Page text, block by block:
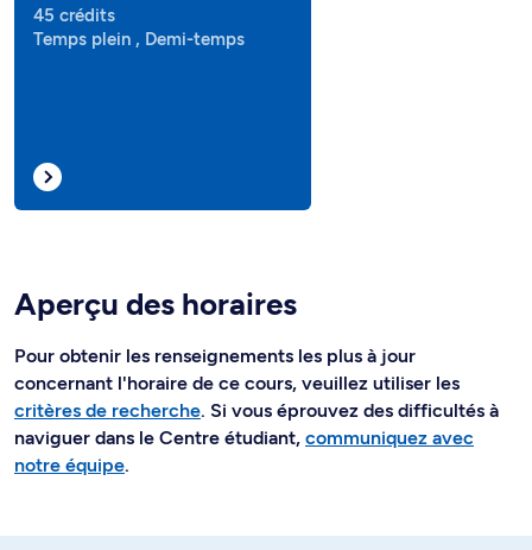
45 crédits
Temps plein , Demi-temps
Aperçu des horaires
Pour obtenir les renseignements les plus à jour
concernant l'horaire de ce cours, veuillez utiliser les
critères de recherche. Si vous éprouvez des difficultés à
naviguer dans le Centre étudiant, communiquez avec
notre équipe.